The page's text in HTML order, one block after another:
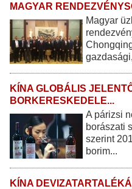
MAGYAR
Magyar
KÍNA GLOBÁLIS
BORKERESKEDELE...
A párizsi
borászati
szerint
borim...
KÍNA